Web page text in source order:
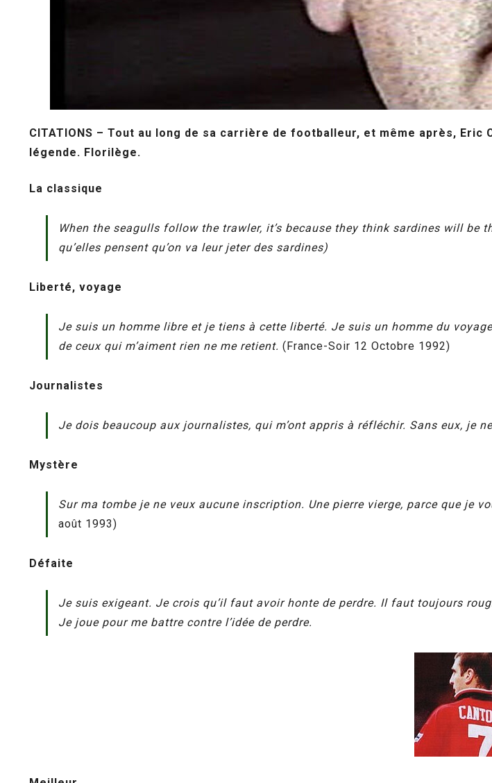
CITATIONS – Tout au long de sa carrière de footballeur, et même après,
légende. Florilège.
La classique
When the seagulls follow the trawler, it’s because they think sardines will be
qu’elles pensent qu’on va leur jeter des sardines)
Liberté, voyage
Je suis un homme libre et je tiens à cette liberté. Je suis un homme du
de ceux qui m’aiment rien ne me retient. (France-Soir 12 Octobre 1992)
Journalistes
Je dois beaucoup aux journalistes, qui m’ont appris à réfléchir. Sans eux, je
Mystère
Sur ma tombe je ne veux aucune inscription. Une pierre vierge, parce que je
août 1993)
Défaite
Je suis exigeant. Je crois qu’il faut avoir honte de perdre. Il faut toujours
Je joue pour me battre contre l’idée de perdre.